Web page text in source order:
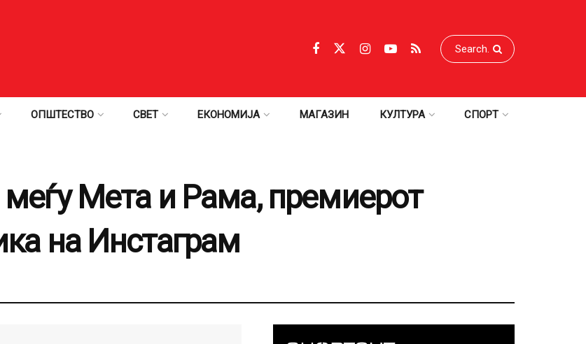
ОПШТЕСТВО СВЕТ ЕКОНОМИЈА МАГАЗИН КУЛТУРА СПОРТ
меѓу Мета и Рама, премиерот
на Инстаграм